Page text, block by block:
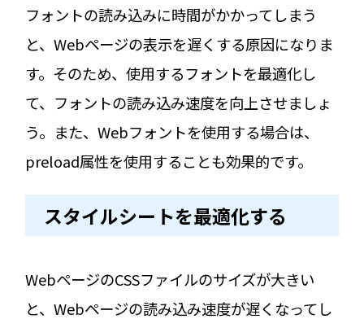
フォントの読み込みに時間がかかってしまう
と、Webページの表示を遅くする原因になりま
す。そのため、使用するフォントを最適化し
て、フォントの読み込み速度を向上させましょ
う。また、Webフォントを使用する場合は、
preload属性を使用することも効果的です。
スタイルシートを最適化する
WebページのCSSファイルのサイズが大きい
と、Webページの読み込み速度が遅くなってし